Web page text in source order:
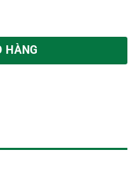
NAG3906 Công Nghệ
HÀNG